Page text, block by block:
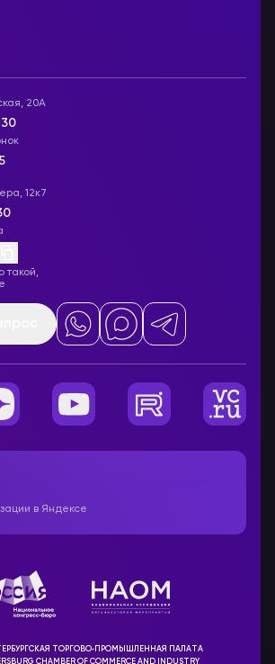
20А
12к7
такой,
в Яндексе
ТОРГОВО‑ПРОМЫШЛЕННАЯ ПАЛАТА
CHAMBER OF COMMERCE AND INDUSTRY